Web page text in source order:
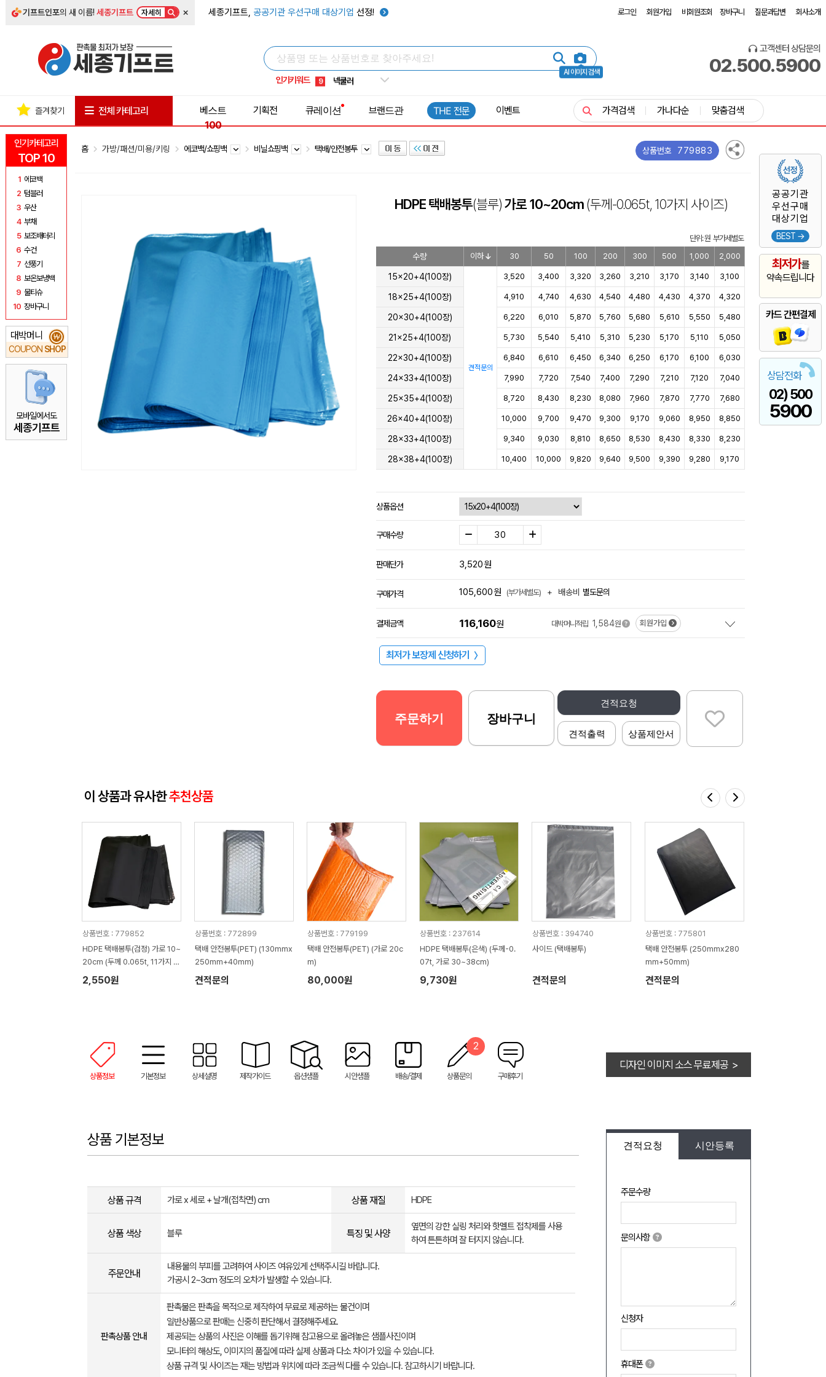
기프트인포의 새 이름!세종기프트 자세히 × 세종기프트, 공공기관 우선구매 대상기업 선정! 로그인 회원가입 비회원조회 장바구니 질문과답변 회사소개
AI 이미지 검색
인기키워드
5 키캡
8 쿨토시
9 넥쿨러
1 선풍기
고객센터 상담문의
02.500.5900
인기카테고리
TOP 10
1 에코백
2 텀블러
3 우산
4 부채
5 보조배터리
6 수건
7 선풍기
8 보온보냉백
9 물티슈
10 장바구니
대박머니
COUPON SHOP
₩
모바일에서도
세종기프트
공공기관
우선구매
대상기업
BEST →
최저가를
약속드립니다
카드 간편결제
상담전화
02) 500
5900
즐겨찾기 전체 카테고리
베스트
100
기획전 큐레이션 브랜드관 THE 전문 이벤트 가격검색 가나다순 맞춤검색
홈 가방/패션/미용/키링 에코백/쇼핑백 비닐쇼핑백 택배/안전봉투 상품번호 779883
HDPE 택배봉투(블루)가로 10~20cm(두께-0.065t, 10가지 사이즈)
단위: 원 부가세별도
수량 이하 30 50 100 200 300 500 1,000 2,000
15x20+4(100장)
견적문의
3,520 3,400 3,320 3,260 3,210 3,170 3,140 3,100
18x25+4(100장) 4,910 4,740 4,630 4,540 4,480 4,430 4,370 4,320
20x30+4(100장) 6,220 6,010 5,870 5,760 5,680 5,610 5,550 5,480
21x25+4(100장) 5,730 5,540 5,410 5,310 5,230 5,170 5,110 5,050
22x30+4(100장) 6,840 6,610 6,450 6,340 6,250 6,170 6,100 6,030
24x33+4(100장) 7,990 7,720 7,540 7,400 7,290 7,210 7,120 7,040
25x35+4(100장) 8,720 8,430 8,230 8,080 7,960 7,870 7,770 7,680
26x40+4(100장) 10,000 9,700 9,470 9,300 9,170 9,060 8,950 8,850
28x33+4(100장) 9,340 9,030 8,810 8,650 8,530 8,430 8,330 8,230
28x38+4(100장) 10,400 10,000 9,820 9,640 9,500 9,390 9,280 9,170
상품옵션
구매수량
판매단가 3,520원
구매가격 105,600원 (부가세별도) + 배송비 별도문의
결제금액 116,160원 대박머니적립 1,584원 회원가입
최저가 보장제 신청하기 〉
견적요청
견적출력 상품제안서
주문하기 장바구니
이 상품과 유사한추천상품
상품번호 : 779852
HDPE 택배봉투(검정) 가로 10~
20cm (두께 0.065t, 11가지 사
이즈)
2,550원
상품번호 : 772899
택배 안전봉투(PET) (130mmx
250mm+40mm)
견적문의
상품번호 : 779199
택배 안전봉투(PET) (가로 20c
m)
80,000원
상품번호 : 237614
HDPE 택배봉투(은색) (두께-0.
07t, 가로 30~38cm)
9,730원
상품번호 : 394740
사이드 (택배봉투)
견적문의
상품번호 : 775801
택배 안전봉투 (250mmx280
mm+50mm)
견적문의
상품정보 기본정보 상세설명 제작가이드 옵션샘플 시안샘플 배송/결제 상품문의
2
구매후기
디자인 이미지 소스 무료제공 >
견적요청 시안등록
주문수량
문의사항
신청자
휴대폰
상품 기본정보
상품 규격 가로 x 세로 + 날개(접착면) cm 상품 재질 HDPE
상품 색상 블루 특징 및 사양
옆면의 강한 실링 처리와 핫멜트 접착제를 사용
하여 튼튼하며 잘 터지지 않습니다.
주문안내
내용물의 부피를 고려하여 사이즈 여유있게 선택주시길 바랍니다.
가공시 2~3cm 정도의 오차가 발생할 수 있습니다.
판촉상품 안내
판촉물은 판촉을 목적으로 제작하여 무료로 제공하는 물건이며
일반상품으로 판매는 신중히 판단해서 결정해주세요.
제공되는 상품의 사진은 이해를 돕기위해 참고용으로 올려놓은 샘플사진이며
모니터의 해상도, 이미지의 품질에 따라 실제 상품과 다소 차이가 있을 수 있습니다.
상품 규격 및 사이즈는 재는 방법과 위치에 따라 조금씩 다를 수 있습니다. 참고하시기 바랍니다.